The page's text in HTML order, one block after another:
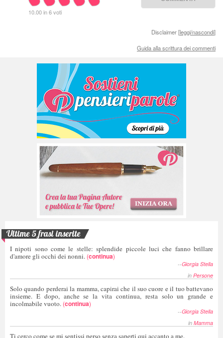
10.00 in 6 voti
Disclaimer [leggi/nascondi]
Guida alla scrittura dei commenti
Ultime 5 frasi inserite
I nipoti sono come le stelle: splendide piccole luci che fanno brillare
d'amore gli occhi dei nonni. (continua)
--Giorgia Stella
in Persone
Solo quando perderai la mamma, capirai che il suo cuore e il tuo battevano
insieme. E dopo, anche se la vita continua, resta solo un grande e
incolmabile vuoto. (continua)
--Giorgia Stella
in Mamma
Ti cerco come se mi sentissi perso senza saperti qui accanto a me.